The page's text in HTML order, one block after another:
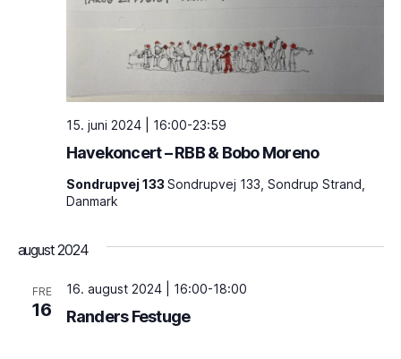
n
f
i
V
n
Havekoncert – RBB & Bobo Moreno
15. juni 2024 | 16:00-23:59
Sondrupvej 133Sondrupvej 133, Sondrup Strand,
Danmark
august 2024
FRE
16 Randers Festuge
16. august 2024 | 16:00-18:00